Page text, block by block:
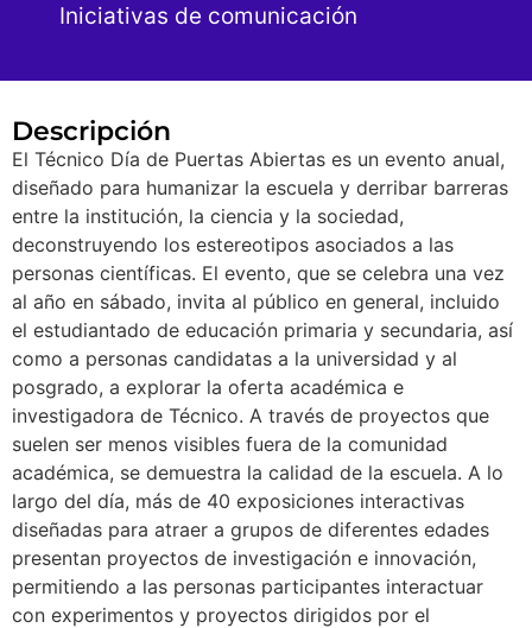
Iniciativas de comunicación
Descripción
El Técnico Día de Puertas Abiertas es un evento anual,
diseñado para humanizar la escuela y derribar barreras
entre la institución, la ciencia y la sociedad,
deconstruyendo los estereotipos asociados a las
personas científicas. El evento, que se celebra una vez
al año en sábado, invita al público en general, incluido
el estudiantado de educación primaria y secundaria, así
como a personas candidatas a la universidad y al
posgrado, a explorar la oferta académica e
investigadora de Técnico. A través de proyectos que
suelen ser menos visibles fuera de la comunidad
académica, se demuestra la calidad de la escuela. A lo
largo del día, más de 40 exposiciones interactivas
diseñadas para atraer a grupos de diferentes edades
presentan proyectos de investigación e innovación,
permitiendo a las personas participantes interactuar
con experimentos y proyectos dirigidos por el